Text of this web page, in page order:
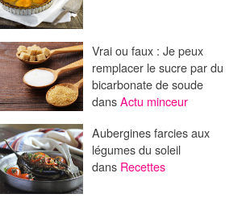
Vrai ou faux : Je peux
remplacer le sucre par du
bicarbonate de soude
dansActu minceur
Aubergines farcies aux
légumes du soleil
dans Recettes